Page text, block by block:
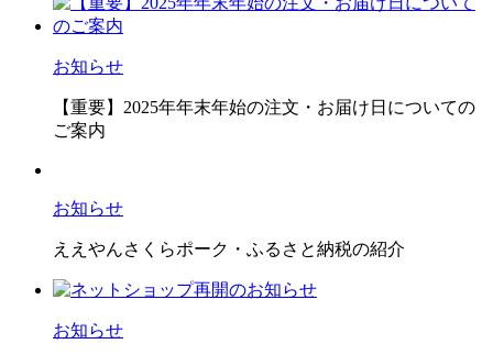
お知らせ
【重要】2025年年末年始の注文・お届け日についての
ご案内
お知らせ
ええやんさくらポーク・ふるさと納税の紹介
お知らせ